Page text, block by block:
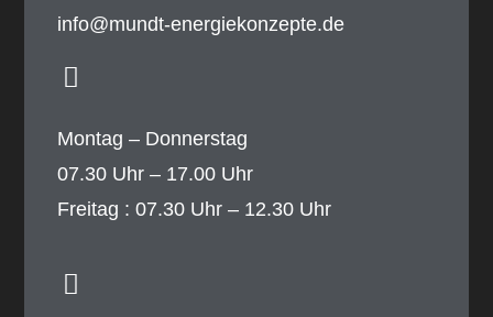
info@mundt-energiekonzepte.de
Montag – Donnerstag
07.30 Uhr – 17.00 Uhr
Freitag : 07.30 Uhr – 12.30 Uhr